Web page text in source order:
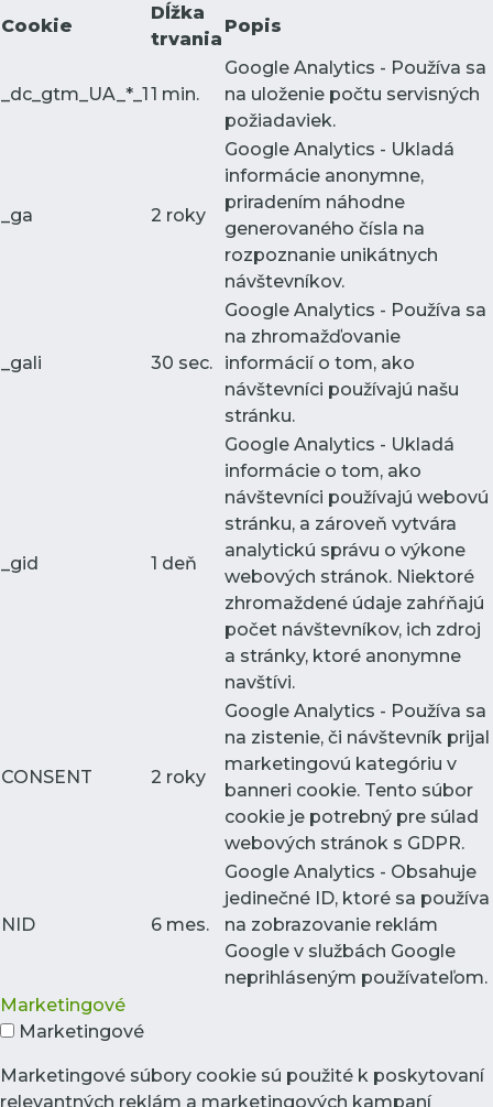
Cookie
Dĺžka
trvania
Popis
_dc_gtm_UA_*_11 min.
Google Analytics - Používa sa
na uloženie počtu servisných
požiadaviek.
_ga 2 roky
Google Analytics - Ukladá
informácie anonymne,
priradením náhodne
generovaného čísla na
rozpoznanie unikátnych
návštevníkov.
_gali 30 sec.
Google Analytics - Používa sa
na zhromažďovanie
informácií o tom, ako
návštevníci používajú našu
stránku.
_gid 1 deň
Google Analytics - Ukladá
informácie o tom, ako
návštevníci používajú webovú
stránku, a zároveň vytvára
analytickú správu o výkone
webových stránok. Niektoré
zhromaždené údaje zahŕňajú
počet návštevníkov, ich zdroj
a stránky, ktoré anonymne
navštívi.
CONSENT 2 roky
Google Analytics - Používa sa
na zistenie, či návštevník prijal
marketingovú kategóriu v
banneri cookie. Tento súbor
cookie je potrebný pre súlad
webových stránok s GDPR.
NID 6 mes.
Google Analytics - Obsahuje
jedinečné ID, ktoré sa používa
na zobrazovanie reklám
Google v službách Google
neprihláseným používateľom.
Marketingové
Marketingové
Marketingové súbory cookie sú použité k poskytovaní
relevantných reklám a marketingových kampaní